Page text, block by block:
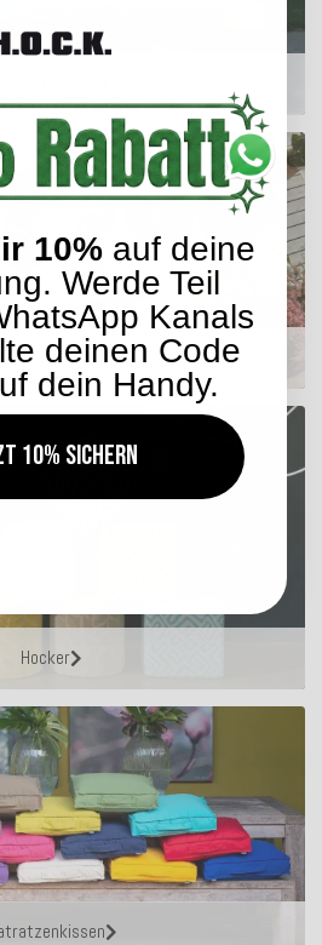
Sitzkissen
Hocker
10% auf deine
Werde Teil
Kanals
deinen Code
dein Handy.
10% sichern